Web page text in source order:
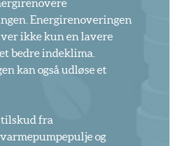
Energirenoveringen
ikke kun en lavere
bedre indeklima.
kan også udløse et
tilskud fra
og